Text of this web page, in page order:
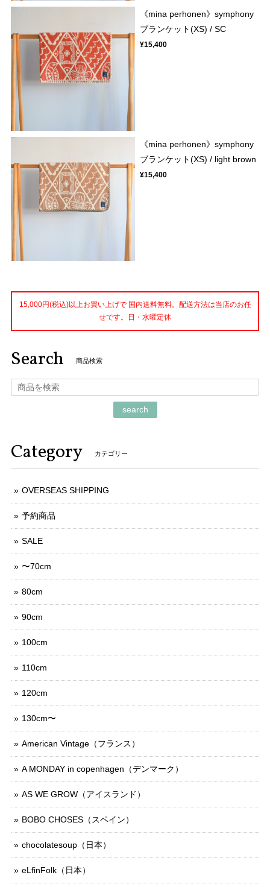
《mina perhonen》symphony
ブランケット(XS) / SC
¥15,400
《mina perhonen》symphony
ブランケット(XS) / light brown
¥15,400
15,000円(税込)以上お買い上げで 国内送料無料。配送方法は当店のお任
せです。日・水曜定休
Search 商品検索
search
Category カテゴリー
OVERSEAS SHIPPING
予約商品
SALE
〜70cm
80cm
90cm
100cm
110cm
120cm
130cm〜
American Vintage（フランス）
A MONDAY in copenhagen（デンマーク）
AS WE GROW（アイスランド）
BOBO CHOSES（スペイン）
chocolatesoup（日本）
eLfinFolk（日本）